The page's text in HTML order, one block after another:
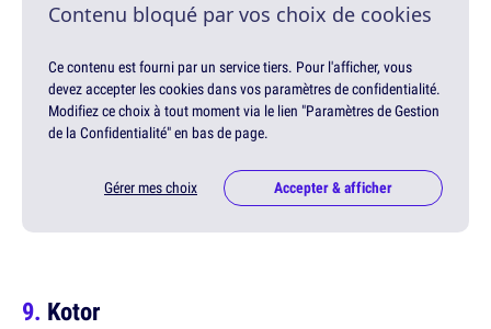
Contenu bloqué par vos choix de cookies
Ce contenu est fourni par un service tiers. Pour l'afficher, vous
devez accepter les cookies dans vos paramètres de confidentialité.
Modifiez ce choix à tout moment via le lien "Paramètres de Gestion
de la Confidentialité" en bas de page.
Gérer mes choix Accepter & afficher
Kotor